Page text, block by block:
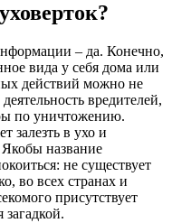
– да. Конечно,
вида у себя дома или
действий можно не
вредителей,
по уничтожению.
залезть в ухо и
название
не существует
во всех странах и
присутствует
загадкой.